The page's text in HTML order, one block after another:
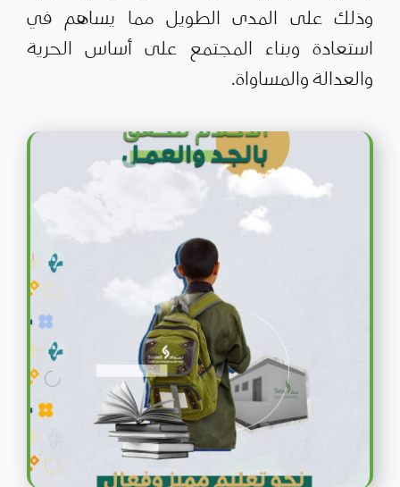
وذلك على المدى الطويل مما يساهم في
استعادة وبناء المجتمع على أساس الحرية
والعدالة والمساواة.